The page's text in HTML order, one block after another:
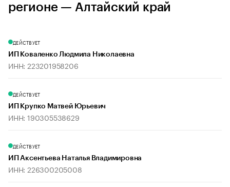
регионе — Алтайский край
ДЕЙСТВУЕТ
ИП Коваленко Людмила Николаевна
ИНН: 223201958206
ДЕЙСТВУЕТ
ИП Крупко Матвей Юрьевич
ИНН: 190305538629
ДЕЙСТВУЕТ
ИП Аксентьева Наталья Владимировна
ИНН: 226300205008